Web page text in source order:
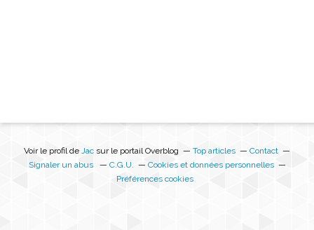
Voir le profil de Jac sur le portail Overblog Top articles
Contact
Signaler un abus
C.G.U.
Cookies et données personnelles
Préférences cookies